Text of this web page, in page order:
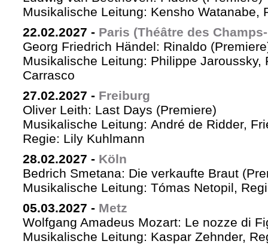
Musikalische Leitung: Kensho Watanabe,
22.02.2027 - Paris (Théâtre des
Georg Friedrich Händel: Rinaldo
Musikalische Leitung: Philippe Jaroussky,
Carrasco
27.02.2027 - Freiburg
Oliver Leith: Last Days (Premiere)
Musikalische Leitung: André de Ridder,
Regie: Lily Kuhlmann
28.02.2027 - Köln
Bedrich Smetana: Die verkaufte Braut
Musikalische Leitung: Tómas Netopil,
05.03.2027 - Metz
Wolfgang Amadeus Mozart: Le nozze di
Musikalische Leitung: Kaspar Zehnder,